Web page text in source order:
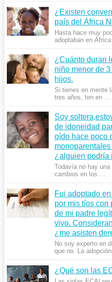
¿Existen
país del África
Hasta hace muy
adoptaban en
¿Cuánto duran
niño menor de
hijos.
Si tienes en mente
tres años, ten en …
Soy
de idoneidad
oído hace poco
¿alguien podría
Todavía no hay
cambios en los …
Fui adoptado
por mis tíos con
de mi padre
vivo.
¿me asisten
No soy experto en
que no. La
¿Qué son las